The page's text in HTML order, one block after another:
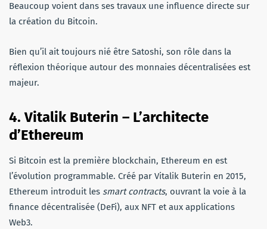
Beaucoup voient dans ses travaux une influence directe sur
la création du Bitcoin.
Bien qu’il ait toujours nié être Satoshi, son rôle dans la
réflexion théorique autour des monnaies décentralisées est
majeur.
4. Vitalik Buterin – L’architecte
d’Ethereum
Si Bitcoin est la première blockchain, Ethereum en est
l’évolution programmable. Créé par Vitalik Buterin en 2015,
Ethereum introduit les smart contracts, ouvrant la voie à la
finance décentralisée (DeFi), aux NFT et aux applications
Web3.